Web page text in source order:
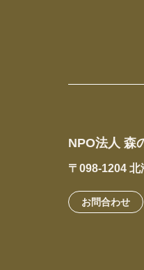
NPO法人 森
〒098-1204
お問合わせ